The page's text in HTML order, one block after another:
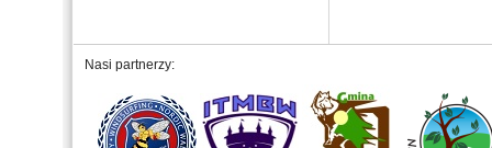
Nasi partnerzy: